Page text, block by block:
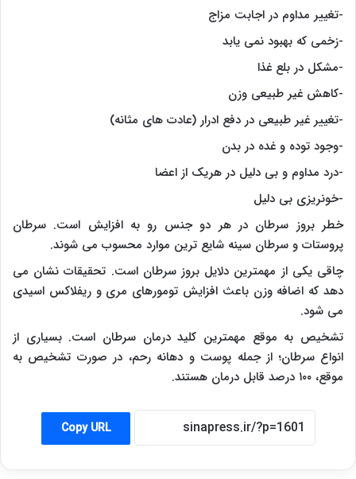
-تغییر مداوم در اجابت مزاج
-زخمی که بهبود نمی یابد
-مشکل در بلع غذا
-کاهش غیر طبیعی وزن
-تغییر غیر طبیعی در دفع ادرار (عادت های مثانه)
-وجود توده و غده در بدن
-درد مداوم و بی دلیل در هریک از اعضا
-خونریزی بی دلیل
خطر بروز سرطان در هر دو جنس رو به افزایش است. سرطان
پروستات و سرطان سینه شایع ترین موارد محسوب می شوند.
چاقی یکی از مهمترین دلایل بروز سرطان است. تحقیقات نشان می
دهد که اضافه وزن باعث افزایش تومورهای مری و ریفلاکس اسیدی
می شود.
تشخیص به موقع مهمترین کلید درمان سرطان است. بسیاری از
انواع سرطان؛ از جمله پوست و دهانه رحم، در صورت تشخیص به
موقع، ۱۰۰ درصد قابل درمان هستند.
Copy URL